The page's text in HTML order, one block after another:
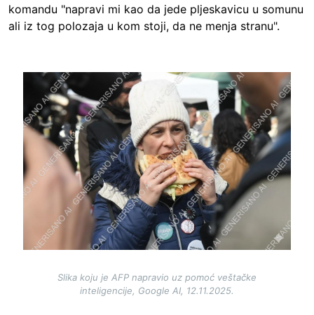
komandu "napravi mi kao da jede pljeskavicu u somunu
ali iz tog polozaja u kom stoji, da ne menja stranu".
Slika koju je AFP napravio uz pomoć veštačke
inteligencije, Google AI, 12.11.2025.